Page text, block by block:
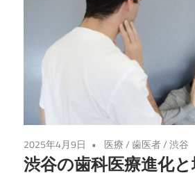
2025年4月9日 医療/歯医者/渋谷
渋谷の歯科医療進化